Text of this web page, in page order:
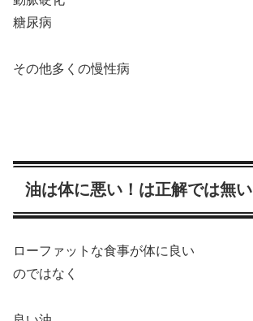
糖尿病
その他多くの慢性病
油は体に悪い！は正解では無い
ローファットな食事が体に良い
のではなく